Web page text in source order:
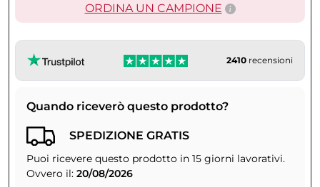
ORDINA UN CAMPIONE
2410 recensioni
Quando riceverò questo prodotto?
SPEDIZIONE GRATIS
Puoi ricevere questo prodotto in 15 giorni lavorativi.
Ovvero il: 20/08/2026